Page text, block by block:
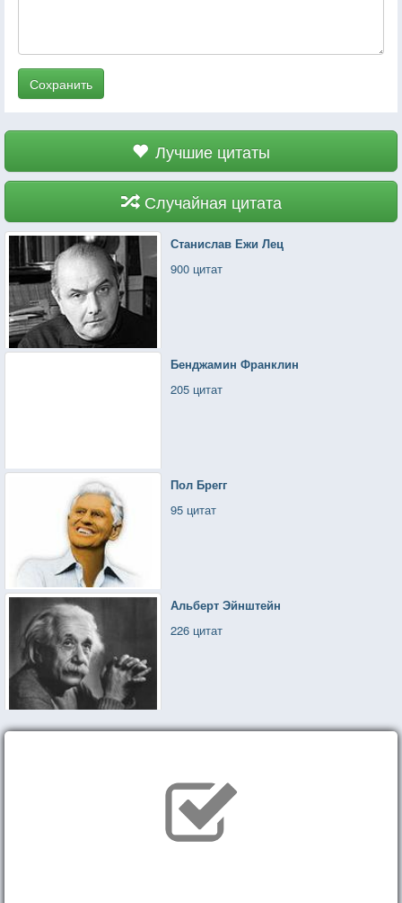
Сохранить
Лучшие цитаты
Случайная цитата
Станислав Ежи Лец
900 цитат
Бенджамин Франклин
205 цитат
Пол Брегг
95 цитат
Альберт Эйнштейн
226 цитат